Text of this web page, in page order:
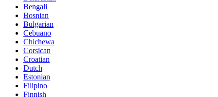
Bengali
Bosnian
Bulgarian
Cebuano
Chichewa
Corsican
Croatian
Dutch
Estonian
Filipino
Finnish